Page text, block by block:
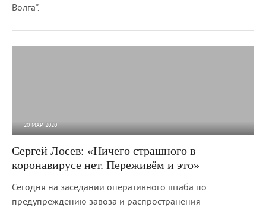
Волга".
20 МАР 2020
Сергей Лосев: «Ничего страшного в
коронавирусе нет. Переживём и это»
Сегодня на заседании оперативного штаба по
предупреждению завоза и распространения